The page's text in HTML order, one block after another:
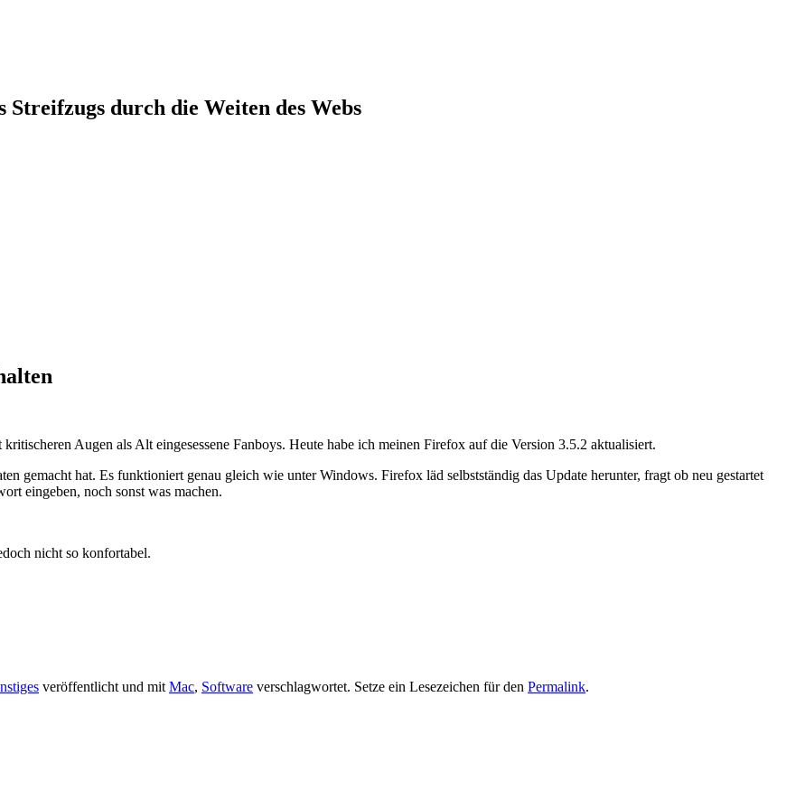
durch die Weiten des Webs
Augen als Alt eingesessene Fanboys. Heute habe ich meinen Firefox auf die Version 3.5.2 aktualisiert.
gemacht hat. Es funktioniert genau gleich wie unter Windows. Firefox läd selbstständig das Update herunter, fragt ob neu gestartet
eingeben, noch sonst was machen.
nicht so konfortabel.
veröffentlicht und mit Mac, Software verschlagwortet. Setze ein Lesezeichen für den Permalink.